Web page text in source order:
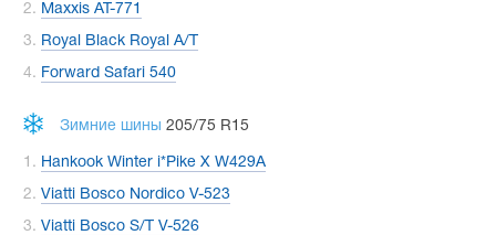
Maxxis AT-771
Royal Black Royal A/T
Forward Safari 540
Зимние шины 205/75 R15
Hankook Winter i*Pike X W429A
Viatti Bosco Nordico V-523
Viatti Bosco S/T V-526